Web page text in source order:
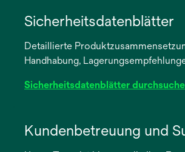
neuen
Registerkarte
Sicherheitsdatenblätter
Detaillierte
Handhabung,
Sicherheitsdatenblätter
Kundenbetreuung und